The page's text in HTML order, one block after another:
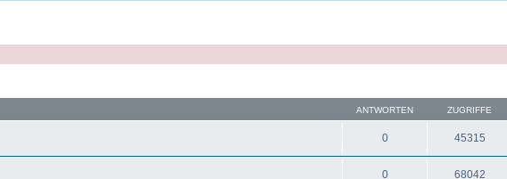
ANTWORTEN ZUGRIFFE
0 45315
0 68042